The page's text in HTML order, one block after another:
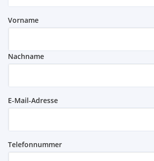
Vorname
Nachname
E-Mail-Adresse
Telefonnummer